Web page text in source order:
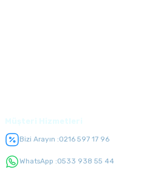
Bizi Arayın :0216 597 17 96
WhatsApp :0533 938 55 44